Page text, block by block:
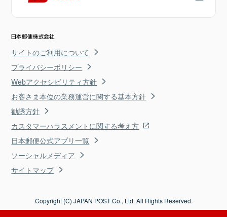
サイトのご利用について
プライバシーポリシー
Webアクセシビリティ方針
お客さま本位の業務運営に関する基本方針
勧誘方針
カスタマーハラスメントに関する考え方
日本郵便公式アプリ一覧
ソーシャルメディア
サイトマップ
Copyright (C) JAPAN POST Co., Ltd. All Rights Reserved.